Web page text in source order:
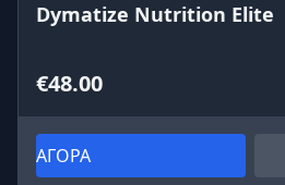
Dymatize Nutrition Elite
€48.00
ΑΓΟΡΑ